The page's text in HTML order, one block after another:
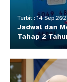
Terbit : 14 Sep
Jadwal dan
Tahap 2